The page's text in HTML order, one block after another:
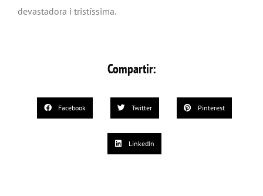
devastadora i tristíssima.
Compartir:
Facebook Twitter Pinterest
LinkedIn